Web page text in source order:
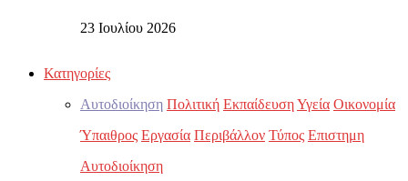
23 Ιουλίου 2026
Κατηγορίες
Αυτοδιοίκηση Πολιτική ΕκπαίδευσηΥγεία Οικονομία
Ύπαιθρος Εργασία Περιβάλλον Τύπος Επιστημη
Αυτοδιοίκηση